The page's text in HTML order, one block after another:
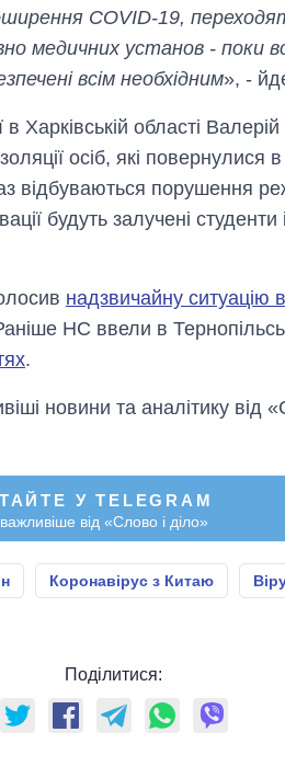
поширення COVID-19,
медичних установ - поки
всім необхідним», -
Харківській області
осіб, які повернулися в
відбуваються порушення
будуть залучені студенти
надзвичайну ситуацію
НС ввели в
.
новини та аналітику від
У TELEGRAM
від «Слово і діло»
Коронавірус з Китаю
Поділитися: